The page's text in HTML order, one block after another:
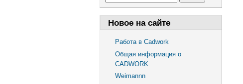
Новое на сайте
Работа в Cadwork
Общая информация о
CADWORK
Weimannn